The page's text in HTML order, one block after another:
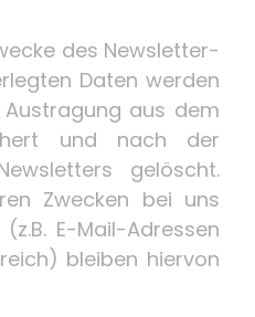
des Newsletter-
Daten werden
aus dem
und nach der
gelöscht.
Zwecken bei uns
E-Mail-Adressen
bleiben hiervon